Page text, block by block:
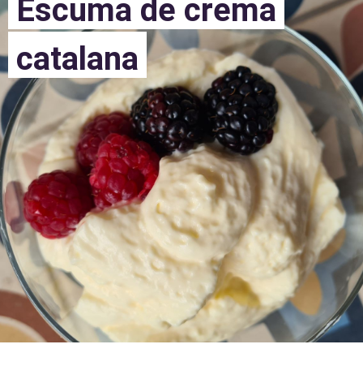
Escuma de crema
catalana